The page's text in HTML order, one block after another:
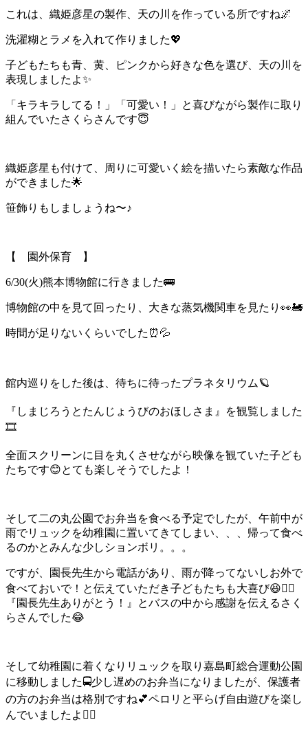
これは、織姫彦星の製作、天の川を作っている所ですね🌌
洗濯糊とラメを入れて作りました💖
子どもたちも青、黄、ピンクから好きな色を選び、天の川を
表現しましたよ✨
「キラキラしてる！」「可愛い！」と喜びながら製作に取り
組んでいたさくらさんです😇
織姫彦星も付けて、周りに可愛いく絵を描いたら素敵な作品
ができました🌟
笹飾りもしましょうね〜♪
【 園外保育 】
6/30(火)熊本博物館に行きました🚌
博物館の中を見て回ったり、大きな蒸気機関車を見たり👀🚂
時間が足りないくらいでした⏰💦
館内巡りをした後は、待ちに待ったプラネタリウム🪐
『しまじろうとたんじょうびのおほしさま』を観覧しました
🎞️
全面スクリーンに目を丸くさせながら映像を観ていた子ども
たちです😊とても楽しそうでしたよ！
そして二の丸公園でお弁当を食べる予定でしたが、午前中が
雨でリュックを幼稚園に置いてきてしまい、、、帰って食べ
るのかとみんな少しションボリ。。。
ですが、園長先生から電話があり、雨が降ってないしお外で
食べておいで！と伝えていただき子どもたちも大喜び😆✌🏼
『園長先生ありがとう！』とバスの中から感謝を伝えるさく
らさんでした😂
そして幼稚園に着くなりリュックを取り嘉島町総合運動公園
に移動しました🚍少し遅めのお弁当になりましたが、保護者
の方のお弁当は格別ですね💕ペロリと平らげ自由遊びを楽し
んでいましたよ👍🏼